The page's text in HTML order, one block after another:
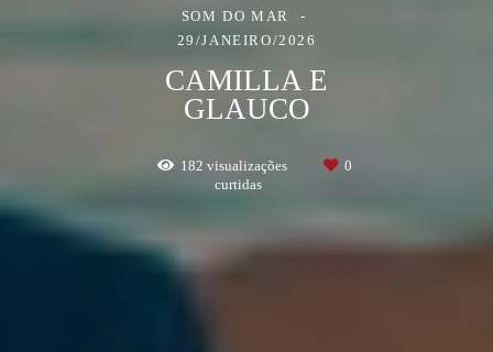
SOM DO MAR
29/JANEIRO/2026
CAMILLA E
GLAUCO
182 visualizações
0
curtidas